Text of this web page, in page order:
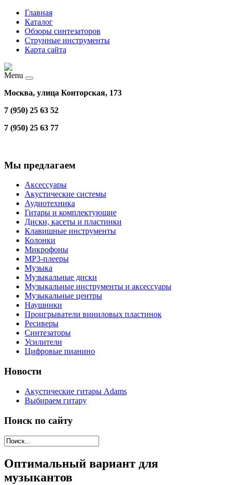
Главная
Каталог
Обзоры синтезаторов
Струнные инструменты
Карта сайта
Menu
Москва, улица Конторская, 173
7 (950) 25 63 52
7 (950) 25 63 77
Мы предлагаем
Аксессуары
Акустические системы
Аудиотехника
Гитары и комплектующие
Диски, касеты и пластинки
Клавишные инструменты
Колонки
Микрофоны
МР3-плееры
Музыка
Музыкальные диски
Музыкальные инструменты и аксессуары
Музыкальные центры
Наушники
Проигрыватели виниловых пластинок
Ресиверы
Синтезаторы
Усилители
Цифровые пианино
Новости
Акустические гитары Adams
Выбираем гитару
Поиск по сайту
Оптимальный вариант для
музыкантов